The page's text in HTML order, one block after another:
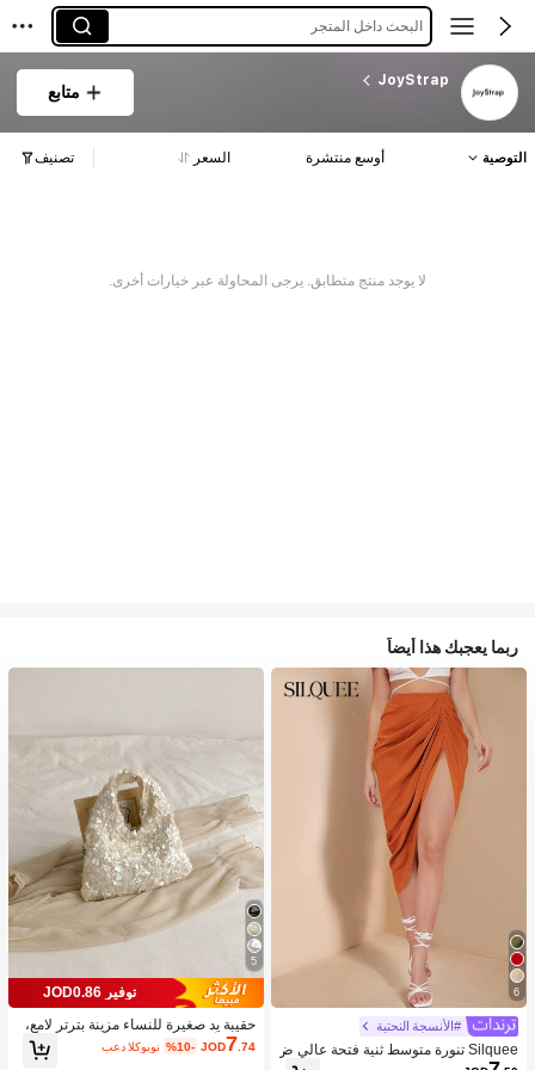
البحث داخل المتجر
JoyStrap
متابع
التوصية أوسع منتشرة السعر تصنيف
لا يوجد منتج متطابق. يرجى المحاولة عبر خيارات أخرى.
ربما يعجبك هذا أيضاً
6
#الأنسجة النحتية
Silquee تنورة متوسط ثنية فتحة عالي ض
يق
5
توفير JOD0.86
حقيبة يد صغيرة للنساء مزينة بترتر لامع،
قابضة أنيقة للسهرات مناسبة للمواعيد وا
لحفلات والمناسبات
JOD7 .74
%10- بعد الكوبون